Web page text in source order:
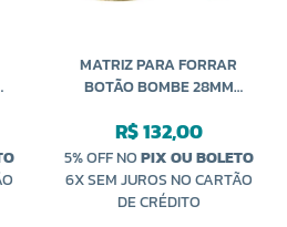
MATRIZ PARA FORRAR
BOTÃO BOMBE 28MM
R$ 132,00
5% OFF NOPIX OU BOLETO
6X SEM JUROS NO CARTÃO
DE CRÉDITO